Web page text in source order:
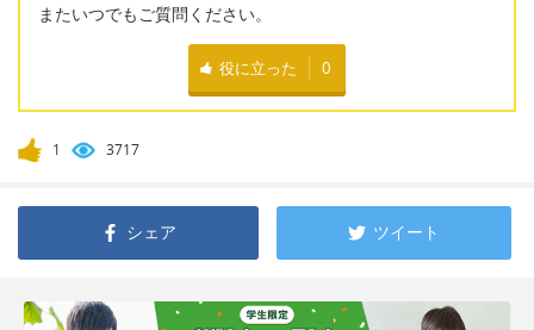
またいつでもご質問ください。
役に立った 0
1 3717
シェア ツイート